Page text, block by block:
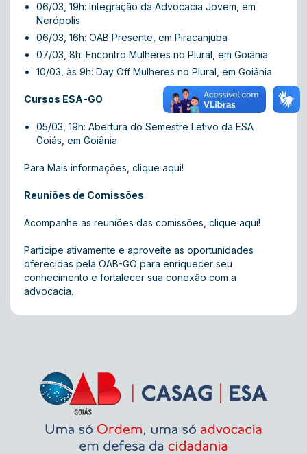
06/03, 19h: Integração da Advocacia Jovem, em
Nerópolis
06/03, 16h: OAB Presente, em Piracanjuba
07/03, 8h: Encontro Mulheres no Plural, em Goiânia
10/03, às 9h: Day Off Mulheres no Plural, em Goiânia
Cursos ESA-GO
05/03, 19h: Abertura do Semestre Letivo da ESA
Goiás, em Goiânia
Para Mais informações, clique aqui!
Reuniões de Comissões
Acompanhe as reuniões das comissões, clique aqui!
Participe ativamente e aproveite as oportunidades
oferecidas pela OAB-GO para enriquecer seu
conhecimento e fortalecer sua conexão com a
advocacia.